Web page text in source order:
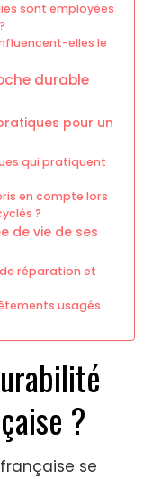
sont employées
elles le
durable
pour un
qui pratiquent
en compte lors
?
de vie de ses
réparation et
usagés
?
se